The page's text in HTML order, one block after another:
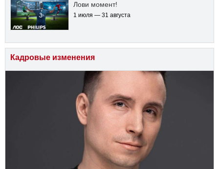
Лови момент!
1 июля — 31 августа
Кадровые изменения